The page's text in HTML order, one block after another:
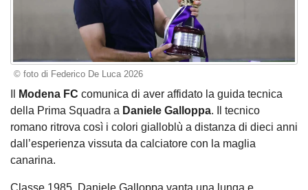
© foto di Federico De Luca 2026
Modena FC comunica di aver affidato la guida tecnica
della Prima Squadra a Daniele Galloppa. Il tecnico
romano ritrova così i colori gialloblù a distanza di dieci anni
dall’esperienza vissuta da calciatore con la maglia
canarina.
Classe 1985, Daniele Galloppa vanta una lunga e